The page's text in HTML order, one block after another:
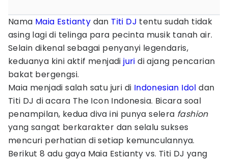
Nama Maia Estianty dan Titi DJ tentu sudah tidak
asing lagi di telinga para pecinta musik tanah air.
Selain dikenal sebagai penyanyi legendaris,
keduanya kini aktif menjadijuri di ajang pencarian
bakat bergengsi.
Maia menjadi salah satu juri di Indonesian Idol dan
Titi DJ di acara The Icon Indonesia. Bicara soal
penampilan, kedua diva ini punya selera fashion
yang sangat berkarakter dan selalu sukses
mencuri perhatian di setiap kemunculannya.
Berikut 8 adu gaya Maia Estianty vs. Titi DJ yang